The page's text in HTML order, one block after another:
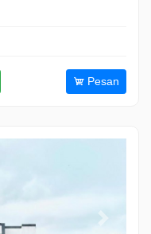
Pesan